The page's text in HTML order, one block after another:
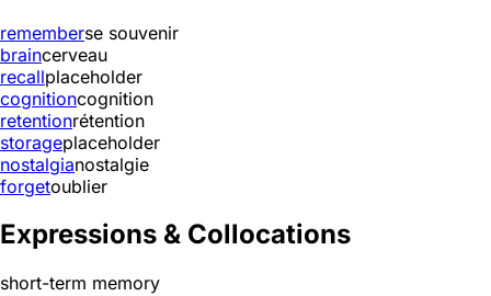
rememberse souvenir
braincerveau
recallplaceholder
cognitioncognition
retentionrétention
storageplaceholder
nostalgianostalgie
forgetoublier
Expressions & Collocations
short-term memory